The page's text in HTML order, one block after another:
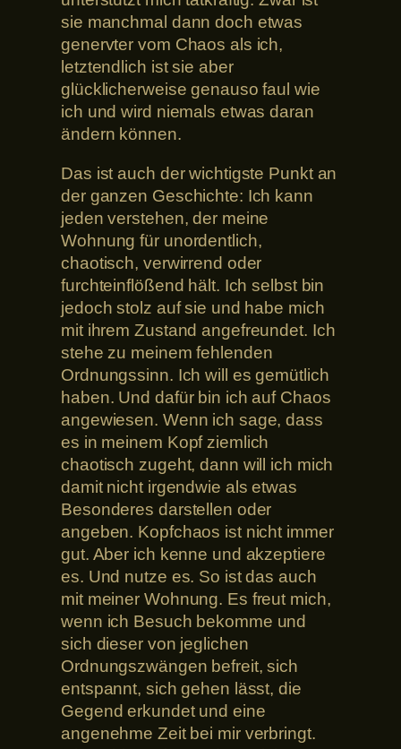
sie manchmal dann doch etwas
genervter vom Chaos als ich,
letztendlich ist sie aber
glücklicherweise genauso faul wie
ich und wird niemals etwas daran
ändern können.
Das ist auch der wichtigste Punkt an
der ganzen Geschichte: Ich kann
jeden verstehen, der meine
Wohnung für unordentlich,
chaotisch, verwirrend oder
furchteinflößend hält. Ich selbst bin
jedoch stolz auf sie und habe mich
mit ihrem Zustand angefreundet. Ich
stehe zu meinem fehlenden
Ordnungssinn. Ich will es gemütlich
haben. Und dafür bin ich auf Chaos
angewiesen. Wenn ich sage, dass
es in meinem Kopf ziemlich
chaotisch zugeht, dann will ich mich
damit nicht irgendwie als etwas
Besonderes darstellen oder
angeben. Kopfchaos ist nicht immer
gut. Aber ich kenne und akzeptiere
es. Und nutze es. So ist das auch
mit meiner Wohnung. Es freut mich,
wenn ich Besuch bekomme und
sich dieser von jeglichen
Ordnungszwängen befreit, sich
entspannt, sich gehen lässt, die
Gegend erkundet und eine
angenehme Zeit bei mir verbringt.